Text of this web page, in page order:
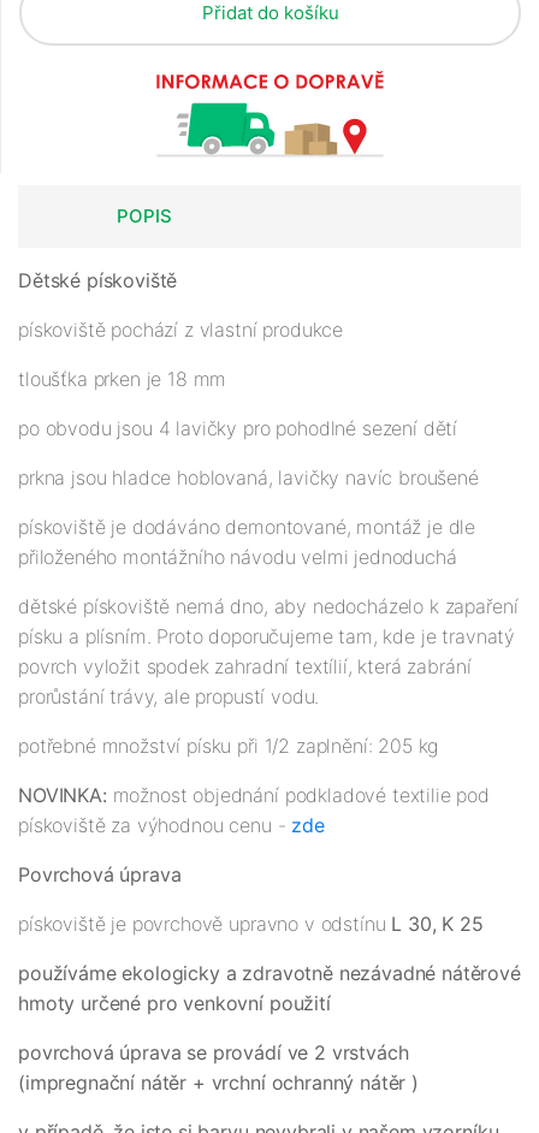
Přidat do košíku
POPIS
Dětské pískoviště
pískoviště pochází z vlastní produkce
tloušťka prken je 18 mm
po obvodu jsou 4 lavičky pro pohodlné sezení dětí
prkna jsou hladce hoblovaná, lavičky navíc broušené
pískoviště je dodáváno demontované, montáž je dle
přiloženého montážního návodu velmi jednoduchá
dětské pískoviště nemá dno, aby nedocházelo k zapaření
písku a plísním. Proto doporučujeme tam, kde je travnatý
povrch vyložit spodek zahradní textílií, která zabrání
prorůstání trávy, ale propustí vodu.
potřebné množství písku při 1/2 zaplnění: 205 kg
NOVINKA: možnost objednání podkladové textilie pod
pískoviště za výhodnou cenu - zde
Povrchová úprava
pískoviště je povrchově upravno v odstínu L 30, K 25
používáme ekologicky a zdravotně nezávadné nátěrové
hmoty určené pro venkovní použití
povrchová úprava se provádí ve 2 vrstvách
(impregnační nátěr + vrchní ochranný nátěr )